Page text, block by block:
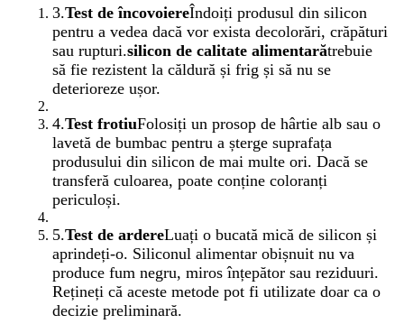
3.Test de încovoiereÎndoiți produsul din silicon
pentru a vedea dacă vor exista decolorări, crăpături
sau rupturi.silicon de calitate alimentarătrebuie
să fie rezistent la căldură și frig și să nu se
deterioreze ușor.
4.Test frotiuFolosiți un prosop de hârtie alb sau o
lavetă de bumbac pentru a șterge suprafața
produsului din silicon de mai multe ori. Dacă se
transferă culoarea, poate conține coloranți
periculoși.
5.Test de ardereLuați o bucată mică de silicon și
aprindeți-o. Siliconul alimentar obișnuit nu va
produce fum negru, miros înțepător sau reziduuri.
Rețineți că aceste metode pot fi utilizate doar ca o
decizie preliminară.